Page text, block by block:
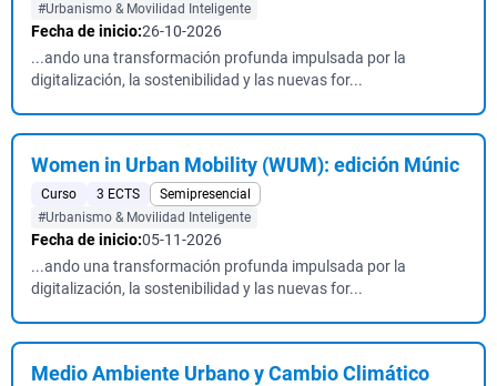
#Urbanismo & Movilidad Inteligente
Fecha de inicio:26-10-2026
...ando una transformación profunda impulsada por la
digitalización, la sostenibilidad y las nuevas for...
Women in Urban Mobility (WUM): edición Múnic
Curso 3 ECTS
Semipresencial
#Urbanismo & Movilidad Inteligente
Fecha de inicio:05-11-2026
...ando una transformación profunda impulsada por la
digitalización, la sostenibilidad y las nuevas for...
Medio Ambiente Urbano y Cambio Climático